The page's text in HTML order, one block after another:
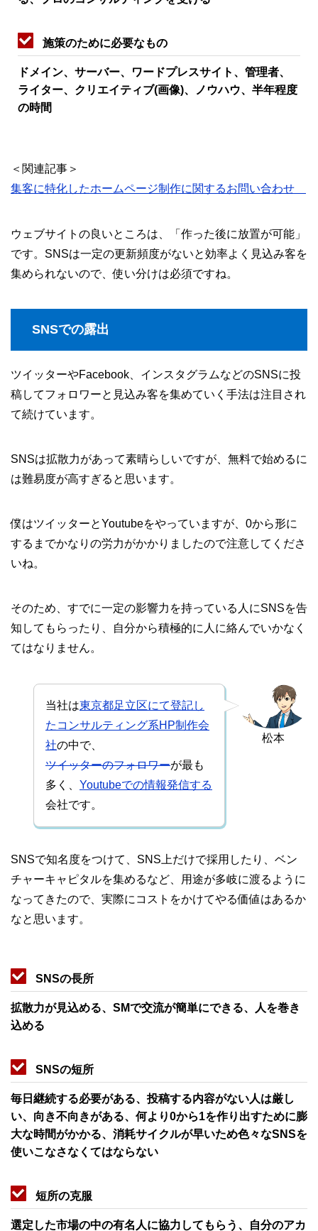
施策のために必要なもの
ドメイン、サーバー、ワードプレスサイト、管理者、
ライター、クリエイティブ(画像)、ノウハウ、半年程度
の時間
＜関連記事＞
集客に特化したホームページ制作に関するお問い合わせ
ウェブサイトの良いところは、「作った後に放置が可能」
です。SNSは一定の更新頻度がないと効率よく見込み客を
集められないので、使い分けは必須ですね。
SNSでの露出
ツイッターやFacebook、インスタグラムなどのSNSに投
稿してフォロワーと見込み客を集めていく手法は注目され
て続けています。
SNSは拡散力があって素晴らしいですが、無料で始めるに
は難易度が高すぎると思います。
僕はツイッターとYoutubeをやっていますが、0から形に
するまでかなりの労力がかかりましたので注意してくださ
いね。
そのため、すでに一定の影響力を持っている人にSNSを告
知してもらったり、自分から積極的に人に絡んでいかなく
てはなりません。
松本
当社は東京都足立区にて登記し
たコンサルティング系HP制作会
社の中で、
ツイッターのフォロワーが最も
多く、 Youtubeでの情報発信する
会社です。
SNSで知名度をつけて、SNS上だけで採用したり、ベン
チャーキャピタルを集めるなど、用途が多岐に渡るように
なってきたので、実際にコストをかけてやる価値はあるか
なと思います。
SNSの長所
拡散力が見込める、SMで交流が簡単にできる、人を巻き
込める
SNSの短所
毎日継続する必要がある、投稿する内容がない人は厳し
い、向き不向きがある、何より0から1を作り出すために膨
大な時間がかかる、消耗サイクルが早いため色々なSNSを
使いこなさなくてはならない
短所の克服
選定した市場の中の有名人に協力してもらう、自分のアカ